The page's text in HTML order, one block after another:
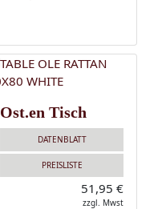
Ost.en Tisch
DATENBLATT
PREISLISTE
51,95 €
zzgl. Mwst